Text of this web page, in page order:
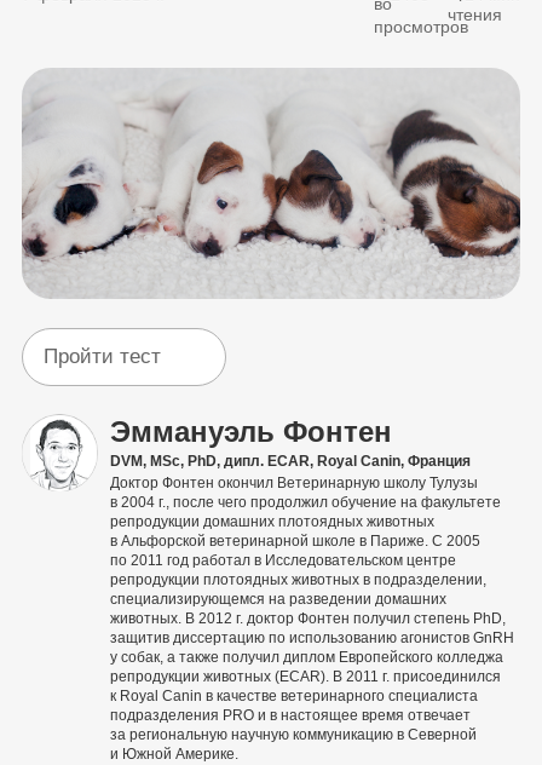
Пройти тест
Эммануэль Фонтен
DVM, MSc, PhD, дипл. ECAR, Royal Canin, Франция
Доктор Фонтен окончил Ветеринарную школу Тулузы
в 2004 г., после чего продолжил обучение на факультете
репродукции домашних плотоядных животных
в Альфорской ветеринарной школе в Париже. С 2005
по 2011 год работал в Исследовательском центре
репродукции плотоядных животных в подразделении,
специализирующемся на разведении домашних
животных. В 2012 г. доктор Фонтен получил степень PhD,
защитив диссертацию по использованию агонистов GnRH
у собак, а также получил диплом Европейского колледжа
репродукции животных (ECAR). В 2011 г. присоединился
к Royal Canin в качестве ветеринарного специалиста
подразделения PRO и в настоящее время отвечает
за региональную научную коммуникацию в Северной
и Южной Америке.